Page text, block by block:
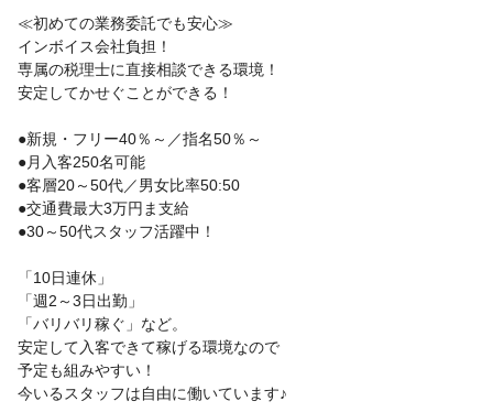
≪初めての業務委託でも安心≫
インボイス会社負担！
専属の税理士に直接相談できる環境！
安定してかせぐことができる！
●新規・フリー40％～／指名50％～
●月入客250名可能
●客層20～50代／男女比率50:50
●交通費最大3万円ま支給
●30～50代スタッフ活躍中！
「10日連休」
「週2～3日出勤」
「バリバリ稼ぐ」など。
安定して入客できて稼げる環境なので
予定も組みやすい！
今いるスタッフは自由に働いています♪